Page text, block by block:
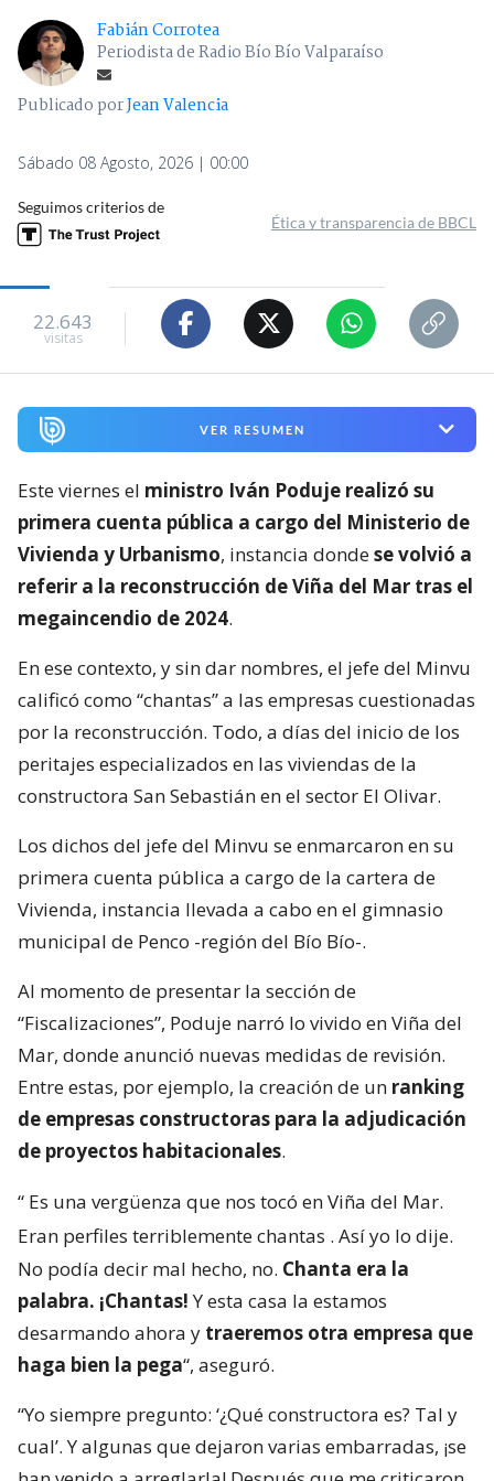
Fabián Corrotea
Periodista de Radio Bío Bío Valparaíso
Publicado porJean Valencia
Sábado 08 Agosto, 2026 | 00:00
Seguimos criterios de
Ética y transparencia de BBCL
22.643
visitas
VER RESUMEN
Este viernes el ministro Iván Poduje realizó su
primera cuenta pública a cargo del Ministerio de
Vivienda y Urbanismo, instancia dondese volvió a
referir a la reconstrucción de Viña del Mar tras el
megaincendio de 2024.
En ese contexto, y sin dar nombres, el jefe del Minvu
calificó como “chantas” a las empresas cuestionadas
por la reconstrucción. Todo, a días del inicio de los
peritajes especializados en las viviendas de la
constructora San Sebastián en el sector El Olivar.
Los dichos del jefe del Minvu se enmarcaron en su
primera cuenta pública a cargo de la cartera de
Vivienda, instancia llevada a cabo en el gimnasio
municipal de Penco -región del Bío Bío-.
Al momento de presentar la sección de
“Fiscalizaciones”, Poduje narró lo vivido en Viña del
Mar, donde anunció nuevas medidas de revisión.
Entre estas, por ejemplo, la creación de un ranking
de empresas constructoras para la adjudicación
de proyectos habitacionales.
“ Es una vergüenza que nos tocó en Viña del Mar.
Eran perfiles terriblemente chantas . Así yo lo dije.
No podía decir mal hecho, no. Chanta era la
palabra. ¡Chantas!Y esta casa la estamos
desarmando ahora y traeremos otra empresa que
haga bien la pega“, aseguró.
“Yo siempre pregunto: ‘¿Qué constructora es? Tal y
cual’. Y algunas que dejaron varias embarradas, ¡se